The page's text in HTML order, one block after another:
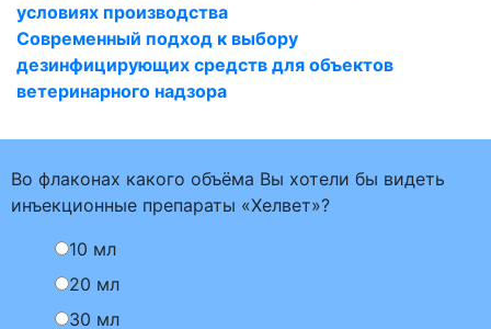
условиях производства
Современный подход к выбору
дезинфицирующих средств для объектов
ветеринарного надзора
Во флаконах какого объёма Вы хотели бы видеть
инъекционные препараты «Хелвет»?
10 мл
20 мл
30 мл